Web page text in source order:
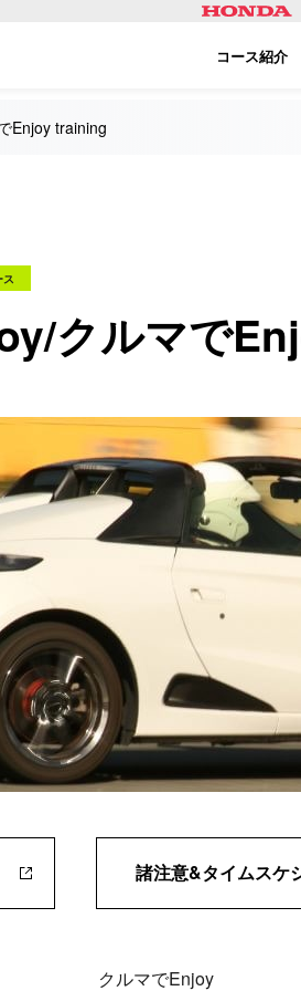
コース紹介
Enjoy training
ス
クルマで
諸注意&タイムスケ
クルマでEnjoy